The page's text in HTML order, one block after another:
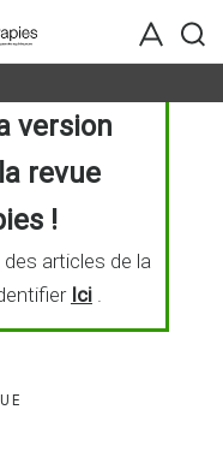
version
revue
!
articles de la
Ici.